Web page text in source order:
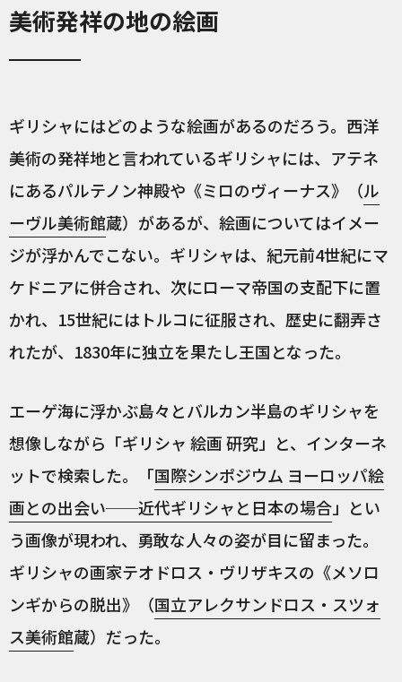
美術発祥の地の絵画
ギリシャにはどのような絵画があるのだろう。西洋
美術の発祥地と言われているギリシャには、アテネ
にあるパルテノン神殿や《ミロのヴィーナス》（ル
ーヴル美術館蔵）があるが、絵画についてはイメー
ジが浮かんでこない。ギリシャは、紀元前4世紀にマ
ケドニアに併合され、次にローマ帝国の支配下に置
かれ、15世紀にはトルコに征服され、歴史に翻弄さ
れたが、1830年に独立を果たし王国となった。
エーゲ海に浮かぶ島々とバルカン半島のギリシャを
想像しながら「ギリシャ 絵画 研究」と、インターネ
ットで検索した。「国際シンポジウム ヨーロッパ絵
画との出会い──近代ギリシャと日本の場合」とい
う画像が現われ、勇敢な人々の姿が目に留まった。
ギリシャの画家テオドロス・ヴリザキスの《メソロ
ンギからの脱出》（国立アレクサンドロス・スツォ
ス美術館蔵）だった。